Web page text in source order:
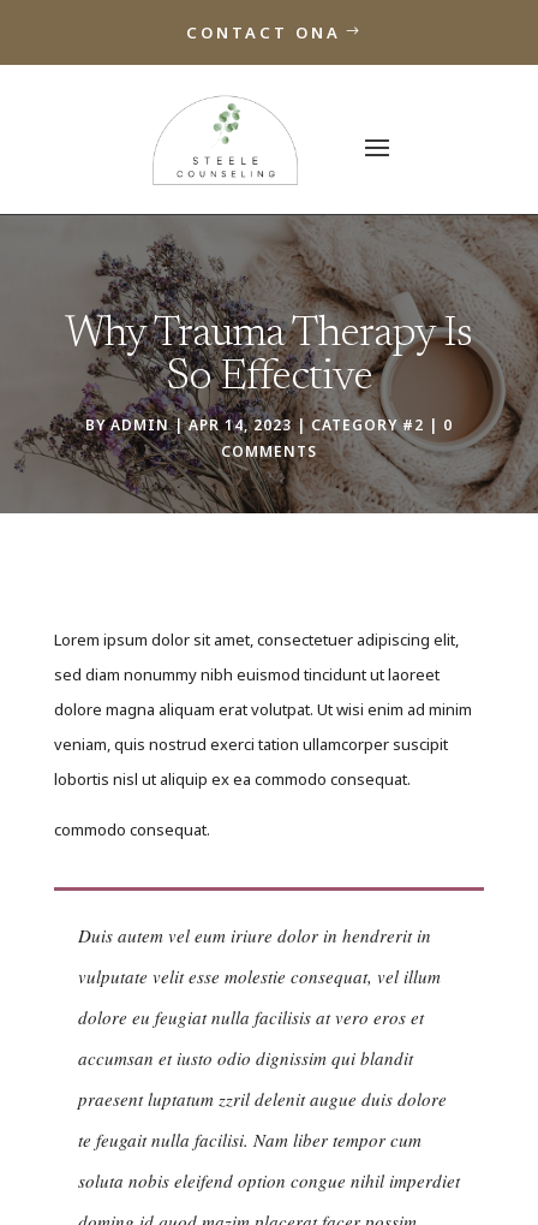
CONTACT ONA
Why Trauma Therapy Is
So Effective
BYADMIN|APR 14, 2023|CATEGORY #2 | 0
COMMENTS
Lorem ipsum dolor sit amet, consectetuer adipiscing elit,
sed diam nonummy nibh euismod tincidunt ut laoreet
dolore magna aliquam erat volutpat. Ut wisi enim ad minim
veniam, quis nostrud exerci tation ullamcorper suscipit
lobortis nisl ut aliquip ex ea commodo consequat.
commodo consequat.
Duis autem vel eum iriure dolor in hendrerit in
vulputate velit esse molestie consequat, vel illum
dolore eu feugiat nulla facilisis at vero eros et
accumsan et iusto odio dignissim qui blandit
praesent luptatum zzril delenit augue duis dolore
te feugait nulla facilisi. Nam liber tempor cum
soluta nobis eleifend option congue nihil imperdiet